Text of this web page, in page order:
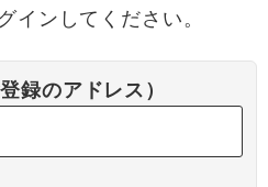
インしてください。
録のアドレス）